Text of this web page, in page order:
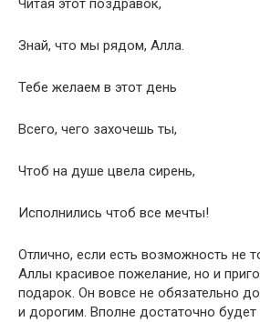
Читая этот поздравок,
Знай, что мы рядом, Алла.
Тебе желаем в этот день
Всего, чего захочешь ты,
Чтоб на душе цвела сирень,
Исполнились чтоб все мечты!
Отлично, если есть возможность не
Аллы красивое пожелание, но и
подарок. Он вовсе не обязательно
и дорогим. Вполне достаточно